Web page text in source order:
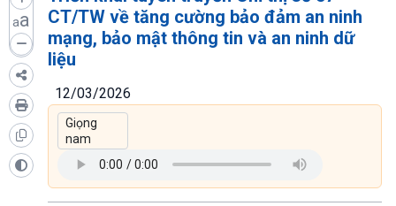
aa
CT/TW về tăng cường bảo đảm an ninh
mạng, bảo mật thông tin và an ninh dữ
liệu
12/03/2026